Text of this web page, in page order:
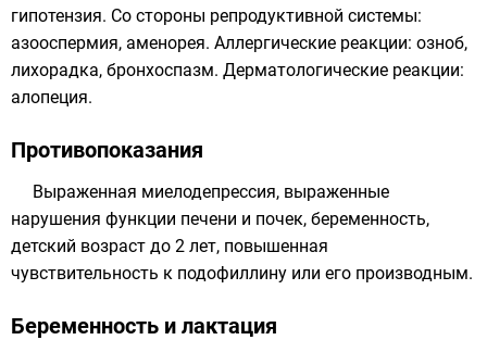
гипотензия. Со стороны репродуктивной системы:
азооспермия, аменорея. Аллергические реакции: озноб,
лихорадка, бронхоспазм. Дерматологические реакции:
алопеция.
Противопоказания
Выраженная миелодепрессия, выраженные
нарушения функции печени и почек, беременность,
детский возраст до 2 лет, повышенная
чувствительность к подофиллину или его производным.
Беременность и лактация